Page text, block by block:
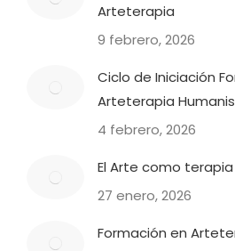
Arteterapia
9 febrero, 2026
Ciclo de Iniciación
Arteterapia
4 febrero, 2026
El Arte como terapia
27 enero, 2026
Formación en